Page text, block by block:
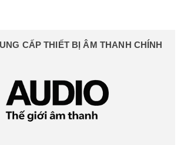
CẤP THIẾT BỊ ÂM THANH CHÍNH